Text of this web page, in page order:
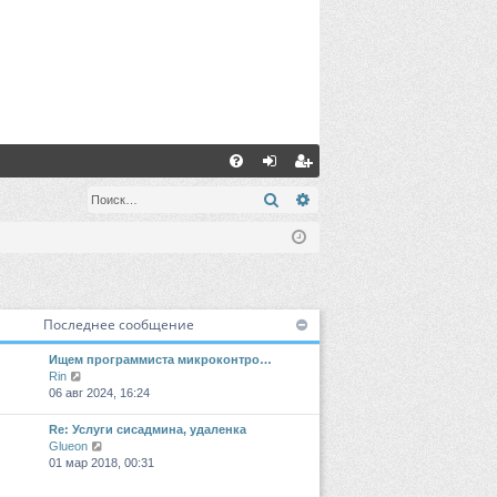
С
хо ег
ис
ия
Поиск
Последнее сообщение
Ищем программиста микроконтро…
Rin
е
е
й
т
06 авг 2024, 16:24
Re: Услуги сисадмина, удаленка
Glueon
е
01 мар 2018, 00:31